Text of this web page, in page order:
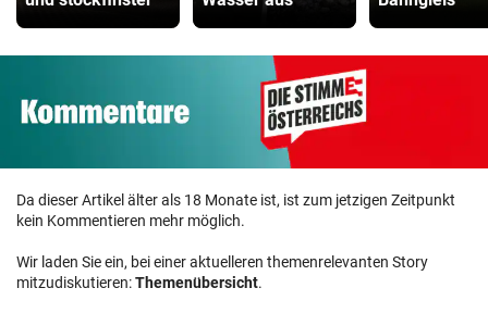
Da dieser Artikel älter als 18 Monate ist, ist zum jetzigen Zeitpunkt
kein Kommentieren mehr möglich.
Wir laden Sie ein, bei einer aktuelleren themenrelevanten Story
mitzudiskutieren:Themenübersicht.